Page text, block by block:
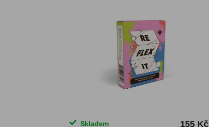
Skladem 155 Kč